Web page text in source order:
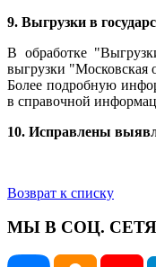
9. Выгрузки в
В обработке
выгрузки "Московская
Более подробную
в справочной
10. Исправлены
Возврат к списку
МЫ В СОЦ.